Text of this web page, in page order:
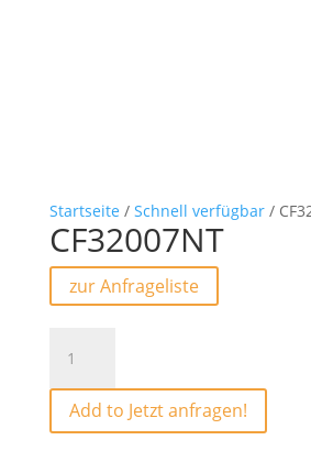
Startseite / Schnell verfügbar/
CF32007NT
zur Anfrageliste
Menge
Add to Jetzt anfragen!